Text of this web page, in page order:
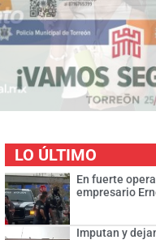
LO ÚLTIMO
En fuerte
empresario
Imputan y